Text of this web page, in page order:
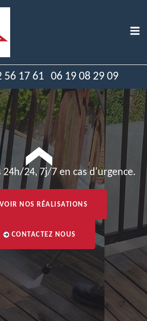
56 17 61 06 19 08 29 09
24, 7j/7 en cas d'urgence.
VOIR NOS RÉALISATIONS
CONTACTEZ NOUS